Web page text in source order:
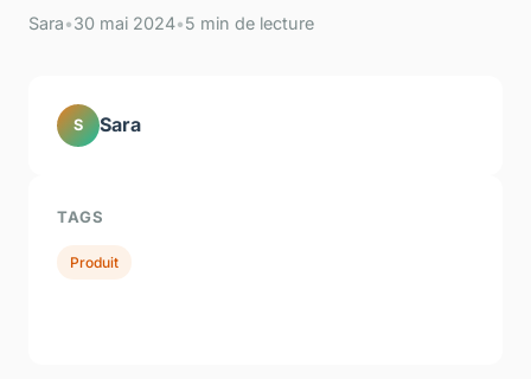
Sara•30 mai 2024•5 min de lecture
S Sara
TAGS
Produit